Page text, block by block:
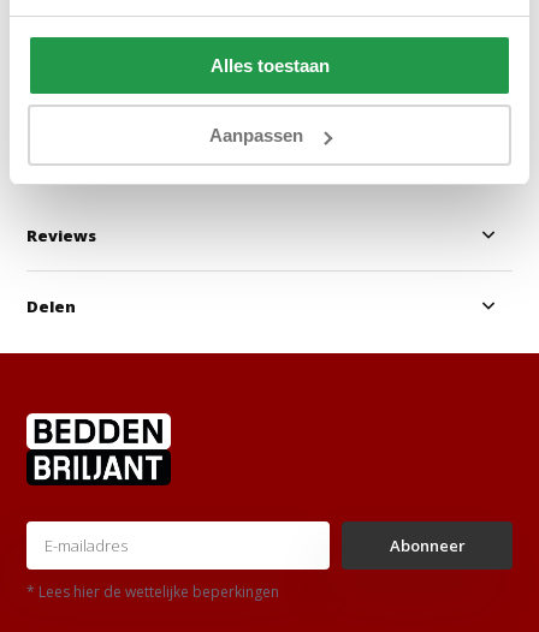
Alles toestaan
Aanpassen
Reviews
Delen
Abonneer
* Lees hier de wettelijke beperkingen